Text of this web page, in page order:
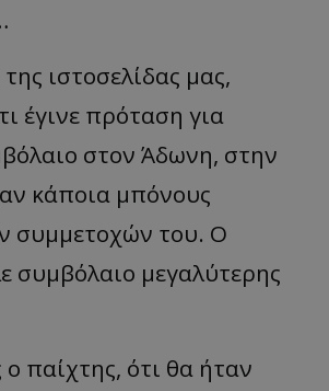
ιστοσελίδας μας,
έγινε πρόταση για
στον Άδωνη, στην
κάποια μπόνους
συμμετοχών του. Ο
συμβόλαιο μεγαλύτερης
παίχτης, ότι θα ήταν